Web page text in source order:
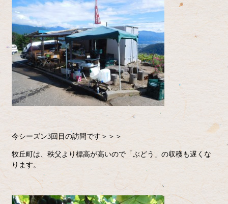
今シーズン3回目の訪問です＞＞＞
牧丘町は、秩父より標高が高いので「ぶどう」の収穫も遅くな
ります。